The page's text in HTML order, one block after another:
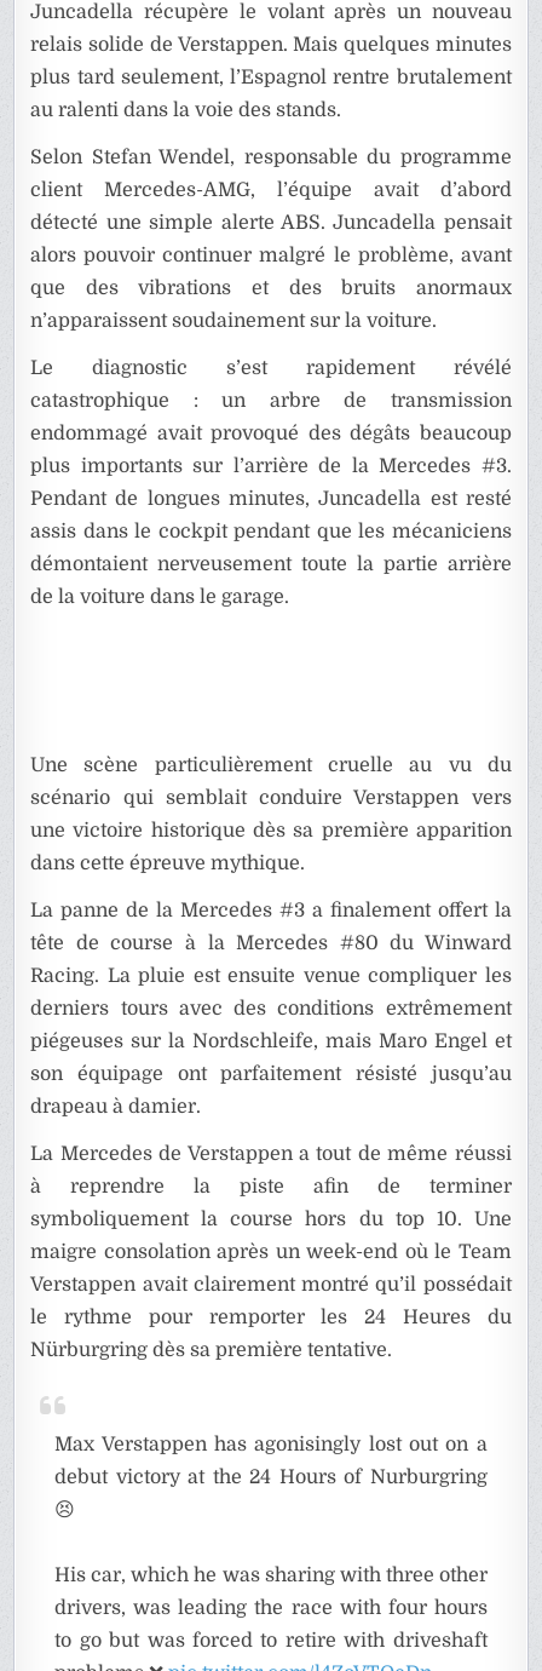
Juncadella récupère le volant après un nouveau
relais solide de Verstappen. Mais quelques minutes
plus tard seulement, l’Espagnol rentre brutalement
au ralenti dans la voie des stands.
Selon Stefan Wendel, responsable du programme
client Mercedes-AMG, l’équipe avait d’abord
détecté une simple alerte ABS. Juncadella pensait
alors pouvoir continuer malgré le problème, avant
que des vibrations et des bruits anormaux
n’apparaissent soudainement sur la voiture.
Le diagnostic s’est rapidement révélé
catastrophique : un arbre de transmission
endommagé avait provoqué des dégâts beaucoup
plus importants sur l’arrière de la Mercedes #3.
Pendant de longues minutes, Juncadella est resté
assis dans le cockpit pendant que les mécaniciens
démontaient nerveusement toute la partie arrière
de la voiture dans le garage.
Une scène particulièrement cruelle au vu du
scénario qui semblait conduire Verstappen vers
une victoire historique dès sa première apparition
dans cette épreuve mythique.
La panne de la Mercedes #3 a finalement offert la
tête de course à la Mercedes #80 du Winward
Racing. La pluie est ensuite venue compliquer les
derniers tours avec des conditions extrêmement
piégeuses sur la Nordschleife, mais Maro Engel et
son équipage ont parfaitement résisté jusqu’au
drapeau à damier.
La Mercedes de Verstappen a tout de même réussi
à reprendre la piste afin de terminer
symboliquement la course hors du top 10. Une
maigre consolation après un week-end où le Team
Verstappen avait clairement montré qu’il possédait
le rythme pour remporter les 24 Heures du
Nürburgring dès sa première tentative.
Max Verstappen has agonisingly lost out on a
debut victory at the 24 Hours of Nurburgring
😣
His car, which he was sharing with three other
drivers, was leading the race with four hours
to go but was forced to retire with driveshaft